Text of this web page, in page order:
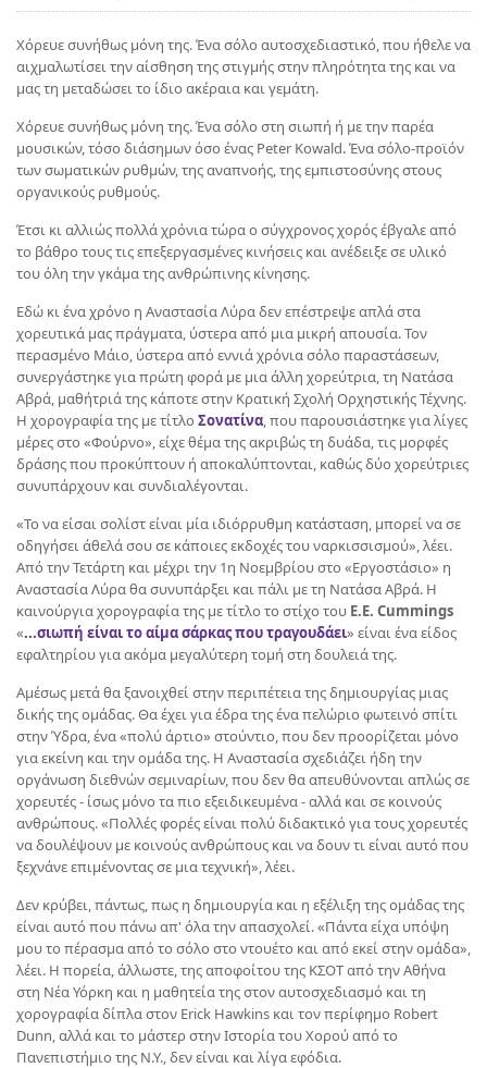
Χόρευε συνήθως μόνη της. Ένα σόλο αυτοσχεδιαστικό, που ήθελε να
αιχμαλωτίσει την αίσθηση της στιγμής στην πληρότητα της και να
μας τη μεταδώσει το ίδιο ακέραια και γεμάτη.
Χόρευε συνήθως μόνη της. Ένα σόλο στη σιωπή ή με την παρέα
μουσικών, τόσο διάσημων όσο ένας Peter Kowald. Ένα σόλο-προϊόν
των σωματικών ρυθμών, της αναπνοής, της εμπιστοσύνης στους
οργανικούς ρυθμούς.
Έτσι κι αλλιώς πολλά χρόνια τώρα ο σύγχρονος χορός έβγαλε από
το βάθρο τους τις επεξεργασμένες κινήσεις και ανέδειξε σε υλικό
του όλη την γκάμα της ανθρώπινης κίνησης.
Εδώ κι ένα χρόνο η Αναστασία Λύρα δεν επέστρεψε απλά στα
χορευτικά μας πράγματα, ύστερα από μια μικρή απουσία. Τον
περασμένο Μάιο, ύστερα από εννιά χρόνια σόλο παραστάσεων,
συνεργάστηκε για πρώτη φορά με μια άλλη χορεύτρια, τη Νατάσα
Αβρά, μαθήτριά της κάποτε στην Κρατική Σχολή Ορχηστικής Τέχνης.
Η χορογραφία της με τίτλο Σονατίνα, που παρουσιάστηκε για λίγες
μέρες στο «Φούρνο», είχε θέμα της ακριβώς τη δυάδα, τις μορφές
δράσης που προκύπτουν ή αποκαλύπτονται, καθώς δύο χορεύτριες
συνυπάρχουν και συνδιαλέγονται.
«Το να είσαι σολίστ είναι μία ιδιόρρυθμη κατάσταση, μπορεί να σε
οδηγήσει άθελά σου σε κάποιες εκδοχές του ναρκισσισμού», λέει.
Από την Τετάρτη και μέχρι την 1η Νοεμβρίου στο «Εργοστάσιο» η
Αναστασία Λύρα θα συνυπάρξει και πάλι με τη Νατάσα Αβρά. Η
καινούργια χορογραφία της με τίτλο το στίχο του E.E. Cummings
«...σιωπή είναι το αίμα σάρκας που τραγουδάει» είναι ένα είδος
εφαλτηρίου για ακόμα μεγαλύτερη τομή στη δουλειά της.
Αμέσως μετά θα ξανοιχθεί στην περιπέτεια της δημιουργίας μιας
δικής της ομάδας. Θα έχει για έδρα της ένα πελώριο φωτεινό σπίτι
στην Ύδρα, ένα «πολύ άρτιο» στούντιο, που δεν προορίζεται μόνο
για εκείνη και την ομάδα της. Η Αναστασία σχεδιάζει ήδη την
οργάνωση διεθνών σεμιναρίων, που δεν θα απευθύνονται απλώς σε
χορευτές - ίσως μόνο τα πιο εξειδικευμένα - αλλά και σε κοινούς
ανθρώπους. «Πολλές φορές είναι πολύ διδακτικό για τους χορευτές
να δουλέψουν με κοινούς ανθρώπους και να δουν τι είναι αυτό που
ξεχνάνε επιμένοντας σε μια τεχνική», λέει.
Δεν κρύβει, πάντως, πως η δημιουργία και η εξέλιξη της ομάδας της
είναι αυτό που πάνω απ' όλα την απασχολεί. «Πάντα είχα υπόψη
μου το πέρασμα από το σόλο στο ντουέτο και από εκεί στην ομάδα»,
λέει. Η πορεία, άλλωστε, της αποφοίτου της ΚΣΟΤ από την Αθήνα
στη Νέα Υόρκη και η μαθητεία της στον αυτοσχεδιασμό και τη
χορογραφία δίπλα στον Erick Hawkins και τον περίφημο Robert
Dunn, αλλά και το μάστερ στην Ιστορία του Χορού από το
Πανεπιστήμιο της Ν.Υ., δεν είναι και λίγα εφόδια.